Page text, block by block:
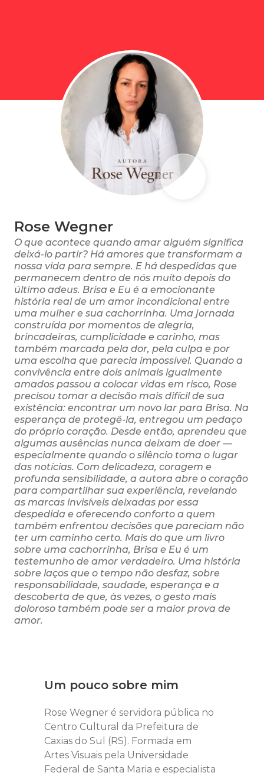
Rose Wegner
O que acontece quando amar alguém significa
deixá-lo partir? Há amores que transformam a
nossa vida para sempre. E há despedidas que
permanecem dentro de nós muito depois do
último adeus. Brisa e Eu é a emocionante
história real de um amor incondicional entre
uma mulher e sua cachorrinha. Uma jornada
construída por momentos de alegria,
brincadeiras, cumplicidade e carinho, mas
também marcada pela dor, pela culpa e por
uma escolha que parecia impossível. Quando a
convivência entre dois animais igualmente
amados passou a colocar vidas em risco, Rose
precisou tomar a decisão mais difícil de sua
existência: encontrar um novo lar para Brisa. Na
esperança de protegê-la, entregou um pedaço
do próprio coração. Desde então, aprendeu que
algumas ausências nunca deixam de doer —
especialmente quando o silêncio toma o lugar
das notícias. Com delicadeza, coragem e
profunda sensibilidade, a autora abre o coração
para compartilhar sua experiência, revelando
as marcas invisíveis deixadas por essa
despedida e oferecendo conforto a quem
também enfrentou decisões que pareciam não
ter um caminho certo. Mais do que um livro
sobre uma cachorrinha, Brisa e Eu é um
testemunho de amor verdadeiro. Uma história
sobre laços que o tempo não desfaz, sobre
responsabilidade, saudade, esperança e a
descoberta de que, às vezes, o gesto mais
doloroso também pode ser a maior prova de
amor.
Um pouco sobre mim
Rose Wegner é servidora pública no
Centro Cultural da Prefeitura de
Caxias do Sul (RS). Formada em
Artes Visuais pela Universidade
Federal de Santa Maria e especialista